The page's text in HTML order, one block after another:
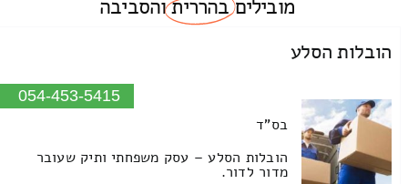
מוביליםבהרריתוהסביבה
הובלות הסלע
054-453-5415
בס"ד
הובלות הסלע – עסק משפחתי ותיק שעובר
מדור לדור.